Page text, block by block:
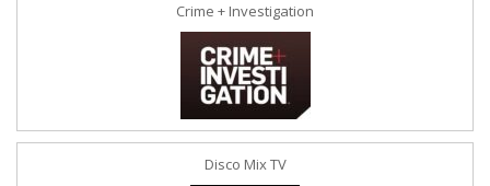
Crime + Investigation
Disco Mix TV